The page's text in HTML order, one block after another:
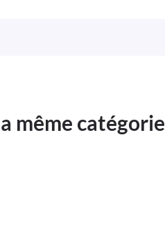
même catégorie